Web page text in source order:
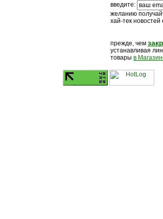
введите:
желанию
хай-тек
прежде, чем
устанавливая
товары в